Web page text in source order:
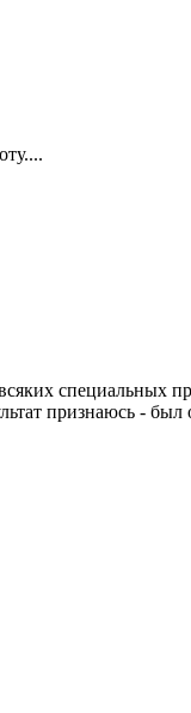
специальных
признаюсь -